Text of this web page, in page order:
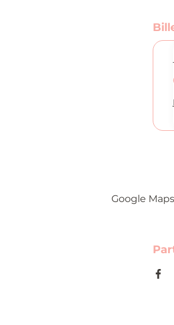
Google